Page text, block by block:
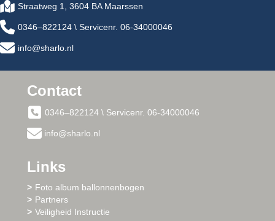
Straatweg 1, 3604 BA Maarssen
0346–822124 \ Servicenr. 06-34000046
info@sharlo.nl
Contact
0346–822124 \ Servicenr. 06-34000046
info@sharlo.nl
Links
Foto album ballonnenbogen
Partners
Veiligheid Instructie